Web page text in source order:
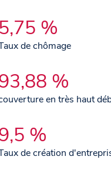
5,75 %
de chômage
%
en très haut
%
de création